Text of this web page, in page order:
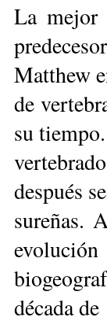
La mejor
Matthew
de
su
después
sureñas.
década